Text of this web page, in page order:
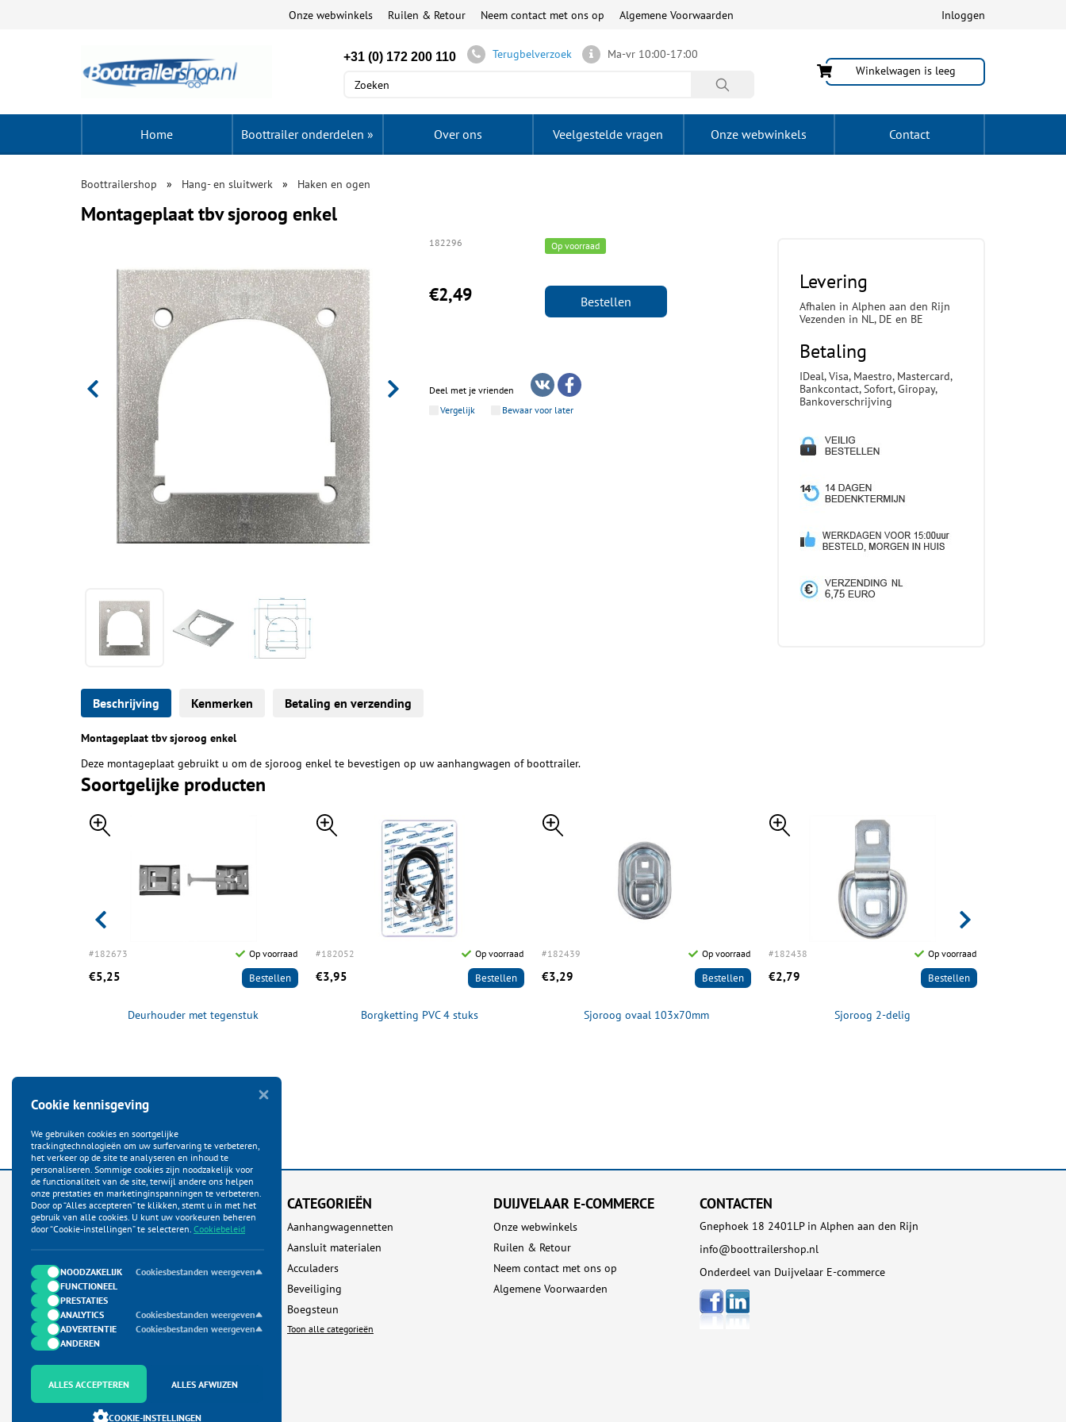
Inloggen
Onze webwinkels Ruilen & Retour Neem contact met ons op Algemene Voorwaarden
+31 (0) 172 200 110 Terugbelverzoek
Ma-vr 10:00-17:00
Winkelwagen is leeg
Home Boottrailer onderdelen » Over ons Veelgestelde vragen Onze webwinkels Contact
Boottrailershop Hang- en sluitwerk Haken en ogen
Montageplaat tbv sjoroog enkel
182296 Op voorraad
€2,49 Bestellen
Deel met je vrienden
Vergelijk
Bewaar voor later
Levering
Afhalen in Alphen aan den Rijn
Vezenden in NL, DE en BE
Betaling
IDeal, Visa, Maestro, Mastercard,
Bankcontact, Sofort, Giropay,
Bankoverschrijving
Beschrijving Kenmerken Betaling en verzending
Montageplaat tbv sjoroog enkel
Deze montageplaat gebruikt u om de sjoroog enkel te bevestigen op uw aanhangwagen of boottrailer.
Soortgelijke producten
#182673 Op voorraad
€5,25 Bestellen
Deurhouder met tegenstuk
#182052 Op voorraad
€3,95 Bestellen
Borgketting PVC 4 stuks
#182439 Op voorraad
€3,29 Bestellen
Sjoroog ovaal 103x70mm
#182438 Op voorraad
€2,79 Bestellen
Sjoroog 2-delig
KLANTENSERVICE
Startpagina
Bestellen
Betalen
Verzenden
Ruilen & Retour
Garantie & Klachten
Neem contact met ons op
Algemene Voorwaarden
Privacy Policy
CATEGORIEËN
Aanhangwagennetten
Aansluit materialen
Acculaders
Beveiliging
Boegsteun
Toon alle categorieën
DUIJVELAAR E-COMMERCE
Onze webwinkels
Ruilen & Retour
Neem contact met ons op
Algemene Voorwaarden
CONTACTEN
Gnephoek 18 2401LP in Alphen aan den Rijn
info@boottrailershop.nl
Onderdeel van Duijvelaar E-commerce
Cookie kennisgeving
We gebruiken cookies en soortgelijke
trackingtechnologieën om uw surfervaring te verbeteren,
het verkeer op de site te analyseren en inhoud te
personaliseren. Sommige cookies zijn noodzakelijk voor
de functionaliteit van de site, terwijl andere ons helpen
onze prestaties en marketinginspanningen te verbeteren.
Door op “Alles accepteren” te klikken, stemt u in met het
gebruik van alle cookies. U kunt uw voorkeuren beheren
door “Cookie-instellingen” te selecteren. Cookiebeleid
NOODZAKELIJK
Cookiesbestanden weergeven
FUNCTIONEEL
PRESTATIES
ANALYTICS
Cookiesbestanden weergeven
ADVERTENTIE
Cookiesbestanden weergeven
ANDEREN
ALLES ACCEPTEREN ALLES AFWIJZEN
COOKIE-INSTELLINGEN